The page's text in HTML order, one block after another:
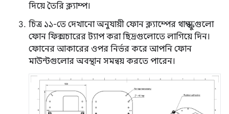
দিয়ে তৈরি ক্ল্যাম্প।
চিত্র ১১-তে দেখানো অনুযায়ী ফোন ক্ল্যাম্পের থাম্ব স্ক্রুগুলো
ফোন ফিক্সচারের ট্যাপ করা ছিদ্রগুলোতে লাগিয়ে দিন।
ফোনের আকারের ওপর নির্ভর করে আপনি ফোন
মাউন্টগুলোর অবস্থান সমন্বয় করতে পারেন।